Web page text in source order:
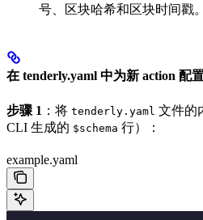
号、区块哈希和区块时间戳。
在 tenderly.yaml 中为新 action 配
步骤 1 ：将 tenderly.yaml 文件的
CLI 生成的 $schema 行）：
example.yaml